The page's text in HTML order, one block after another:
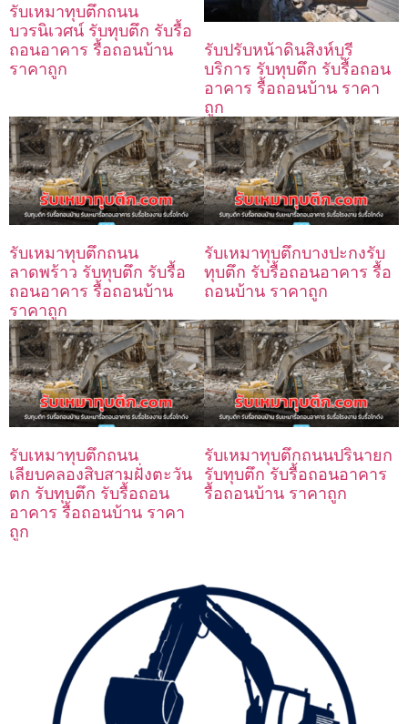
รับเหมาทุบตึกถนน
บวรนิเวศน์ รับทุบตึก รับรื้อ
ถอนอาคาร รื้อถอนบ้าน
ราคาถูก
รับปรับหน้าดินสิงห์บุรี
บริการ รับทุบตึก รับรื้อถอน
อาคาร รื้อถอนบ้าน ราคา
ถูก
รับเหมาทุบตึกถนน
ลาดพร้าว รับทุบตึก รับรื้อ
ถอนอาคาร รื้อถอนบ้าน
ราคาถูก
รับเหมาทุบตึกบางปะกงรับ
ทุบตึก รับรื้อถอนอาคาร รื้อ
ถอนบ้าน ราคาถูก
รับเหมาทุบตึกถนน
เลียบคลองสิบสามฝั่งตะวัน
ตก รับทุบตึก รับรื้อถอน
อาคาร รื้อถอนบ้าน ราคา
ถูก
รับเหมาทุบตึกถนนปรินายก
รับทุบตึก รับรื้อถอนอาคาร
รื้อถอนบ้าน ราคาถูก